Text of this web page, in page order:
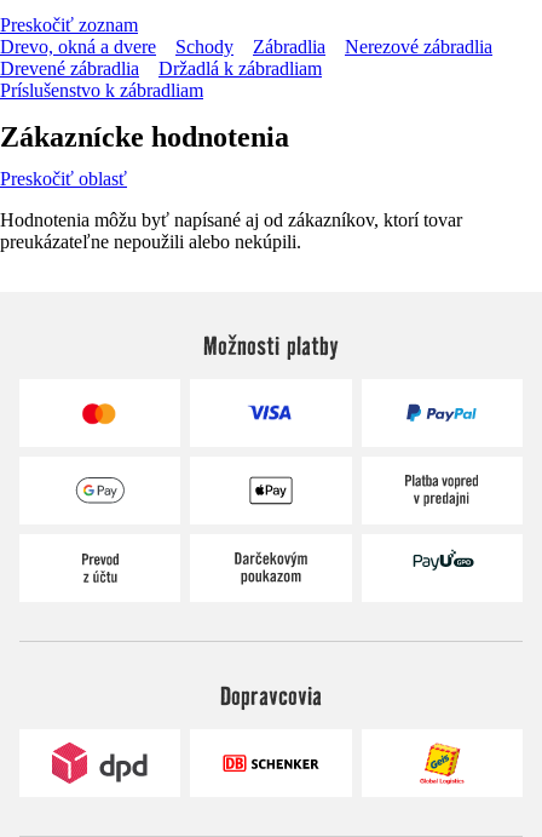
Preskočiť zoznam
Drevo, okná a dvere
Schody Zábradlia
Nerezové zábradlia
Drevené zábradlia
Držadlá k zábradliam
Príslušenstvo k zábradliam
Zákaznícke hodnotenia
Preskočiť oblasť
Hodnotenia môžu byť napísané aj od zákazníkov, ktorí tovar
preukázateľne nepoužili alebo nekúpili.
Možnosti platby
Dopravcovia